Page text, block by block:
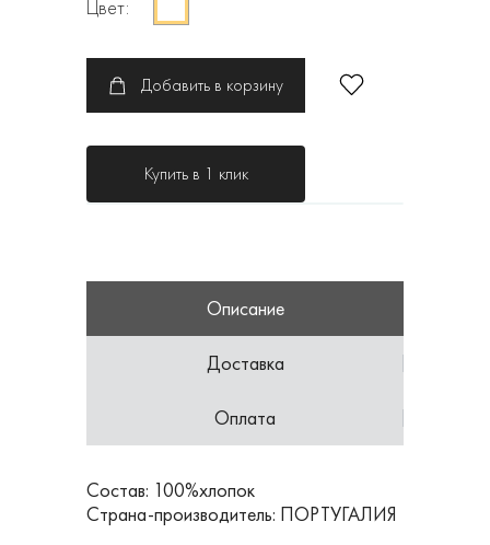
Цвет:
Добавить в корзину
Купить в 1 клик
Описание
Доставка
Оплата
Состав: 100%хлопок
Страна-производитель: ПОРТУГАЛИЯ